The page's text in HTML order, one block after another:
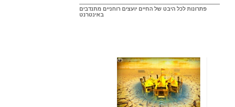
פתרונות לכל היבט של החיים יועצים רוחניים מתנדבים
באינטרנט